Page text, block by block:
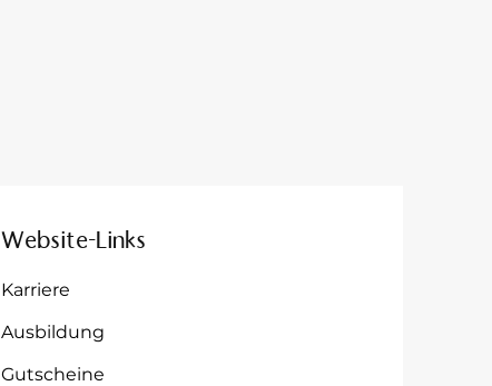
Website-Links
Karriere
Ausbildung
Gutscheine